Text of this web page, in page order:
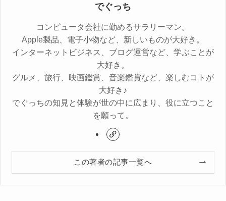
でぐっち
コンピュータ会社に勤めるサラリーマン。
Apple製品、電子小物など、新しいものが大好き。
インターネットビジネス、ブログ運営など、学ぶことが
大好き。
グルメ、旅行、映画鑑賞、音楽鑑賞など、楽しむコトが
大好き♪
でぐっちの知見と体験が世の中に広まり、役に立つこと
を願って。
この著者の記事一覧へ